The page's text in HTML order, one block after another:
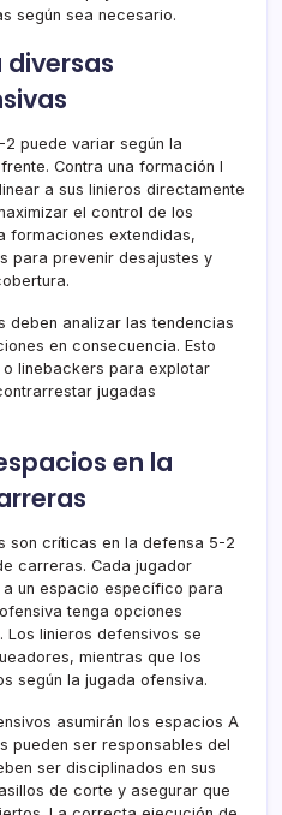
según sea necesario.
puede variar según la
Contra una formación I
a sus linieros directamente
el control de los
formaciones extendidas,
para prevenir desajustes y
deben analizar las tendencias
en consecuencia. Esto
linebackers para explotar
jugadas
en la
son críticas en la defensa 5-2
carreras. Cada jugador
un espacio específico para
tenga opciones
linieros defensivos se
mientras que los
según la jugada ofensiva.
asumirán los espacios A
pueden ser responsables del
ser disciplinados en sus
de corte y asegurar que